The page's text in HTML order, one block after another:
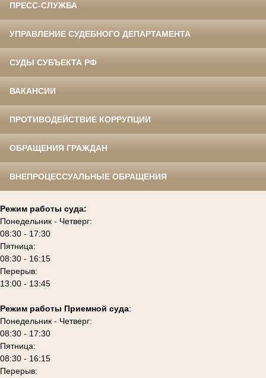
ПРЕСС-СЛУЖБА
УПРАВЛЕНИЕ СУДЕБНОГО ДЕПАРТАМЕНТА
СУДЫ СУБЪЕКТА РФ
ВАКАНСИИ
ПРОТИВОДЕЙСТВИЕ КОРРУПЦИИ
ОБРАЩЕНИЯ ГРАЖДАН
ВНЕПРОЦЕССУАЛЬНЫЕ ОБРАЩЕНИЯ
Режим работы суда:
Понедельник - Четверг:
08:30 - 17:30
Пятница:
08:30 - 16:15
Перерыв:
13:00 - 13:45
Режим работы Приемной суда:
Понедельник - Четверг:
08:30 - 17:30
Пятница:
08:30 - 16:15
Перерыв: